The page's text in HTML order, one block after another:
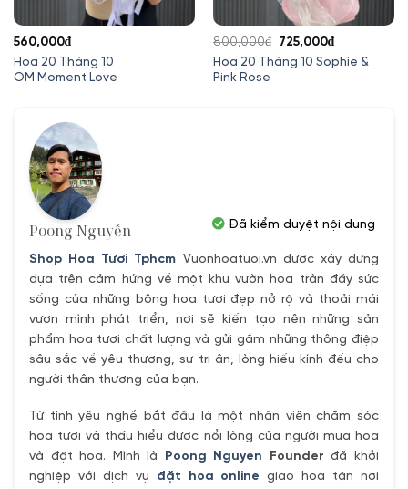
Hoa 20 Tháng 10
OM Moment Love
560,000₫
Hoa 20 Tháng 10 Sophie &
Pink Rose
800,000₫
Giá
gốc
725,000₫Giá
hiện
Poong Nguyễn
Shop Hoa Tươi Tphcm Vuonhoatuoi.vn được xây dựng
dựa trên cảm hứng về một khu vườn hoa tràn đầy sức
sống của những bông hoa tươi đẹp nở rộ và thoải mái
vươn mình phát triển, nơi sẽ kiến tạo nên những sản
phẩm hoa tươi chất lượng và gửi gắm những thông điệp
sâu sắc về yêu thương, sự tri ân, lòng hiếu kính đếu cho
người thân thương của bạn.
Từ tình yêu nghề bắt đầu là một nhân viên chăm sóc
hoa tươi và thấu hiểu được nổi lòng của người mua hoa
và đặt hoa. Mình là Poong Nguyen Founder đã khởi
nghiệp với dịch vụ đặt hoa online giao hoa tận nơi
Đã kiểm duyệt nội dung